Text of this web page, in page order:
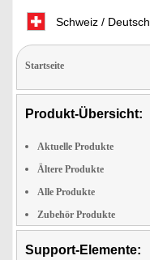
Schweiz / Deutsch
Startseite
Produkt-Übersicht:
Aktuelle Produkte
Ältere Produkte
Alle Produkte
Zubehör Produkte
Support-Elemente: